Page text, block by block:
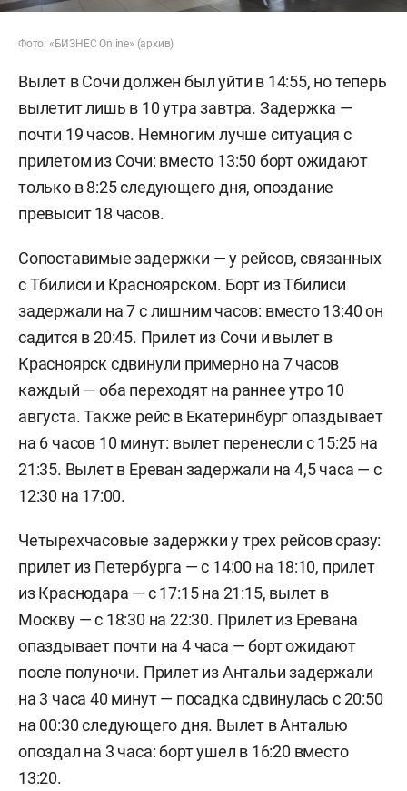
Фото: «БИЗНЕС Online» (архив)
Вылет в Сочи должен был уйти в 14:55, но теперь
вылетит лишь в 10 утра завтра. Задержка —
почти 19 часов. Немногим лучше ситуация с
прилетом из Сочи: вместо 13:50 борт ожидают
только в 8:25 следующего дня, опоздание
превысит 18 часов.
Сопоставимые задержки — у рейсов, связанных
с Тбилиси и Красноярском. Борт из Тбилиси
задержали на 7 с лишним часов: вместо 13:40 он
садится в 20:45. Прилет из Сочи и вылет в
Красноярск сдвинули примерно на 7 часов
каждый — оба переходят на раннее утро 10
августа. Также рейс в Екатеринбург опаздывает
на 6 часов 10 минут: вылет перенесли с 15:25 на
21:35. Вылет в Ереван задержали на 4,5 часа — с
12:30 на 17:00.
Четырехчасовые задержки у трех рейсов сразу:
прилет из Петербурга — с 14:00 на 18:10, прилет
из Краснодара — с 17:15 на 21:15, вылет в
Москву — с 18:30 на 22:30. Прилет из Еревана
опаздывает почти на 4 часа — борт ожидают
после полуночи. Прилет из Антальи задержали
на 3 часа 40 минут — посадка сдвинулась с 20:50
на 00:30 следующего дня. Вылет в Анталью
опоздал на 3 часа: борт ушел в 16:20 вместо
13:20.